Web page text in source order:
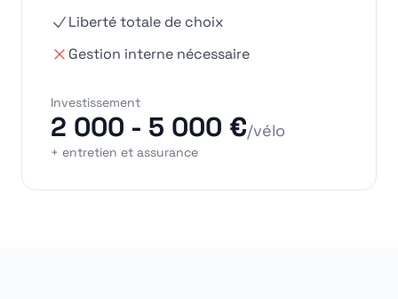
Liberté totale de choix
Gestion interne nécessaire
Investissement
2 000 - 5 000 €/vélo
+ entretien et assurance